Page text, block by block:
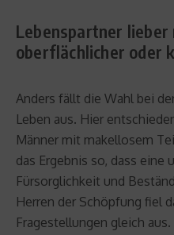
Lebenspartner lieber
oberflächlicher oder
Anders fällt die Wahl bei
Leben aus. Hier
Männer mit makellosem
das Ergebnis so, dass eine
Fürsorglichkeit und
Herren der Schöpfung fiel
Fragestellungen gleich